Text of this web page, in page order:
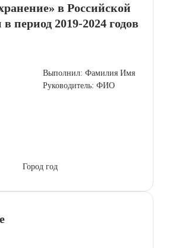
в Российской
период 2019-2024 годов
Выполнил: Фамилия Имя
Руководитель: ФИО
Город год